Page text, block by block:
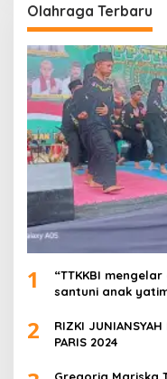
Olahraga Terbaru
1
“TTKKBI
santuni anak
2
RIZKI JUNIANSYAH
PARIS 2024